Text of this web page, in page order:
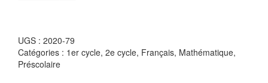
UGS : 2020-79
Catégories : 1er cycle, 2e cycle, Français, Mathématique,
Préscolaire